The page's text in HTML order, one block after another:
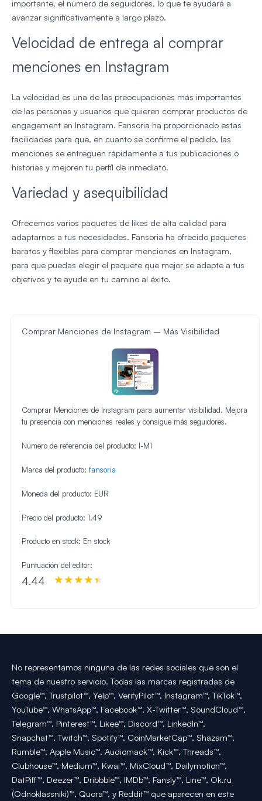
importante, el número de seguidores, lo que te ayudará a
avanzar significativamente a largo plazo.
Velocidad de entrega al comprar
menciones en Instagram
La velocidad es una de las preocupaciones más importantes
de las personas y usuarios que quieren comprar productos de
engagement en Instagram. Fansoria ha proporcionado estas
facilidades para que, en cuanto se confirme el pedido, las
menciones se entreguen rápidamente a tus publicaciones o
historias y mejoren tu perfil de inmediato.
Variedad y asequibilidad
Ofrecemos varios paquetes de likes de alta calidad para
adaptarnos a tus necesidades. Fansoria ha ofrecido paquetes
baratos y flexibles para comprar menciones en Instagram,
para que puedas elegir el paquete que mejor se adapte a tus
objetivos y te ayude en tu camino al éxito.
Comprar Menciones de Instagram – Más Visibilidad
Comprar Menciones de Instagram para aumentar visibilidad. Mejora
tu presencia con menciones reales y consigue más seguidores.
Número de referencia del producto: I-M1
Marca del producto: fansoria
Moneda del producto: EUR
Precio del producto: 1.49
Producto en stock: En stock
Puntuación del editor:
4.44
No representamos ninguna de las redes sociales que son el
tema de nuestro servicio. Todas las marcas registradas de
Google™, Trustpilot™, Yelp™, VerifyPilot™, Instagram™, TikTok™,
YouTube™, WhatsApp™, Facebook™, X-Twitter™, SoundCloud™,
Telegram™, Pinterest™, Likee™, Discord™, LinkedIn™,
Snapchat™, Twitch™, Spotify™, CoinMarketCap™, Shazam™,
Rumble™, Apple Music™, Audiomack™, Kick™, Threads™,
Clubhouse™, Medium™, Kwai™, MixCloud™, Dailymotion™,
DatPiff™, Deezer™, Dribbble™, IMDb™, Fansly™, Line™, Ok.ru
(Odnoklassniki)™, Quora™, y Reddit™ que aparecen en este